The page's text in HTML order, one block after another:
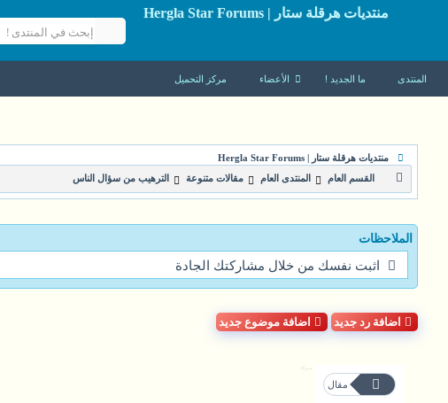
منتديات هرقلة ستار | Hergla Star Forums
المنتدى ما الجديد ! الأعضاء مركز التحميل
منتديات هرقلة ستار | Hergla Star Forums
القسم العام
المنتدى العام مقالات متنوعة الترهيب من سؤال الناس
الملاحظات
اثبت نفسك من خلال مشاركتك الجادة
اضافة رد جديد اضافة موضوع جديد
مقال
-->